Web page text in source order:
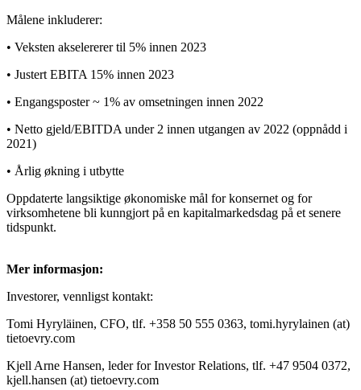
Målene inkluderer:
• Veksten akselererer til 5% innen 2023
• Justert EBITA 15% innen 2023
• Engangsposter ~ 1% av omsetningen innen 2022
• Netto gjeld/EBITDA under 2 innen utgangen av 2022 (oppnådd i
2021)
• Årlig økning i utbytte
Oppdaterte langsiktige økonomiske mål for konsernet og for
virksomhetene bli kunngjort på en kapitalmarkedsdag på et senere
tidspunkt.
Mer informasjon:
Investorer, vennligst kontakt:
Tomi Hyryläinen, CFO, tlf. +358 50 555 0363, tomi.hyrylainen (at)
tietoevry.com
Kjell Arne Hansen, leder for Investor Relations, tlf. +47 9504 0372,
kjell.hansen (at) tietoevry.com